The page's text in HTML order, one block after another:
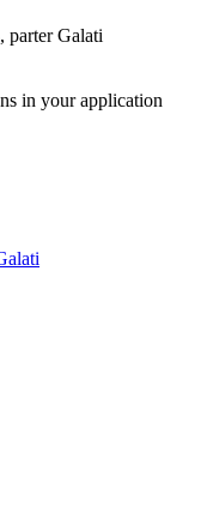
parter Galati
in your application